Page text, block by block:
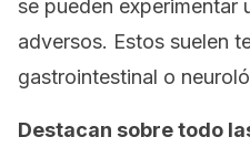
se pueden experimentar
adversos. Estos suelen
gastrointestinal o
Destacan sobre todo